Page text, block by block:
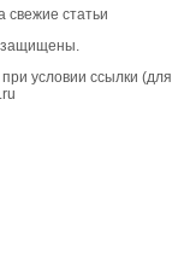
свежие статьи
защищены.
условии ссылки (для